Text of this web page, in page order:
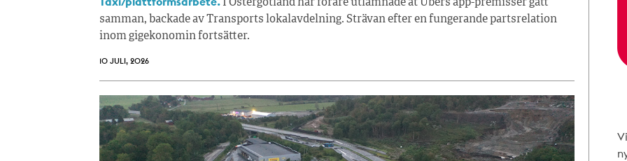
I Östergötland har förare utlämnade åt Ubers app-premisser gått
samman, backade av Transports lokalavdelning. Strävan efter en fungerande partsrelation
inom gigekonomin fortsätter.
10 JULI, 2026